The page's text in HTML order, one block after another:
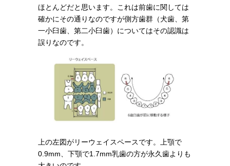
ほとんどだと思います。これは前歯に関しては
確かにその通りなのですが側方歯群（犬歯、第
一小臼歯、第二小臼歯）についてはその認識は
誤りなのです。
上の左図がリーウェイスペースです。上顎で
0.9mm、下顎で1.7mm乳歯の方が永久歯よりも